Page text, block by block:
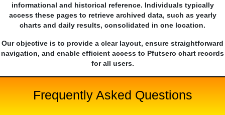
informational and historical reference. Individuals typically
access these pages to retrieve archived data, such as yearly
charts and daily results, consolidated in one location.
Our objective is to provide a clear layout, ensure straightforward
navigation, and enable efficient access to Pfutsero chart records
for all users.
Frequently Asked Questions